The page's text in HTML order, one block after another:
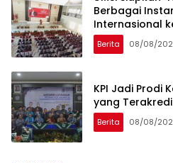
Berbagai
Internasional
Berita 08/08/
KPI Jadi Prodi
yang
Berita 08/08/